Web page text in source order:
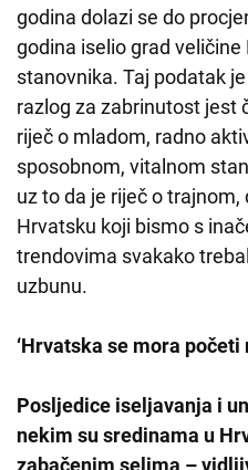
godina dolazi se do
godina iselio grad veličine
stanovnika. Taj podatak
razlog za zabrinutost jest
riječ o mladom, radno
sposobnom, vitalnom
uz to da je riječ o
Hrvatsku koji bismo s
trendovima svakako
uzbunu.
‘Hrvatska se mora
Posljedice iseljavanja i
nekim su sredinama u
zabačenim selima –